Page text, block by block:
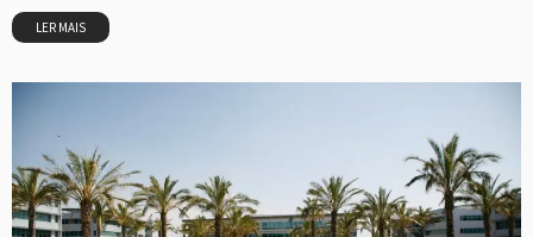
LER MAIS